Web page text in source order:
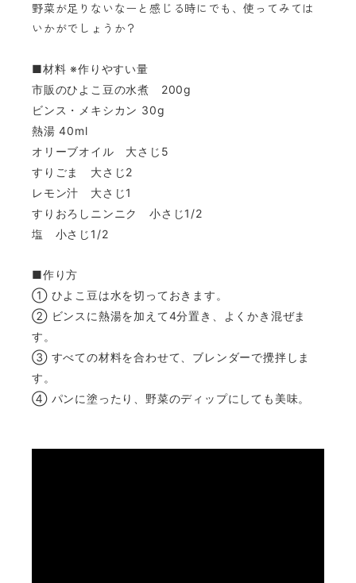
野菜が足りないなーと感じる時にでも、使ってみては
いかがでしょうか？
■材料 ※作りやすい量
市販のひよこ豆の水煮 200g
ビンス・メキシカン 30g
熱湯 40ml
オリーブオイル 大さじ5
すりごま 大さじ2
レモン汁 大さじ1
すりおろしニンニク 小さじ1/2
塩 小さじ1/2
■作り方
① ひよこ豆は水を切っておきます。
② ビンスに熱湯を加えて4分置き、よくかき混ぜま
す。
③ すべての材料を合わせて、ブレンダーで攪拌しま
す。
④ パンに塗ったり、野菜のディップにしても美味。